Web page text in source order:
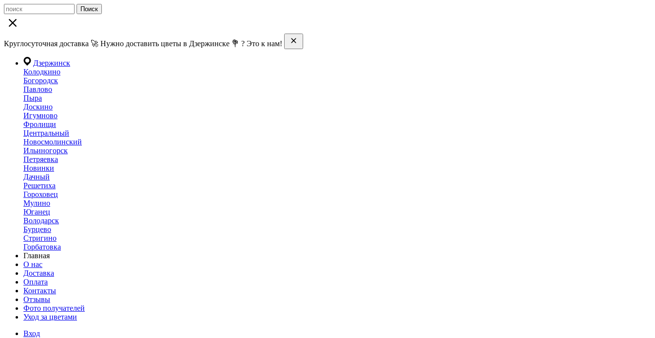
Поиск
Круглосуточная доставка 🚀 Нужно доставить цветы в Дзержинске 💐 ? Это к нам!
Дзержинск
Колодкино
Богородск
Павлово
Пыра
Доскино
Игумново
Фролищи
Центральный
Новосмолинский
Ильиногорск
Петряевка
Новинки
Дачный
Решетиха
Гороховец
Мулино
Юганец
Володарск
Бурцево
Стригино
Горбатовка
Главная
О нас
Доставка
Оплата
Контакты
Отзывы
Фото получателей
Уход за цветами
Вход